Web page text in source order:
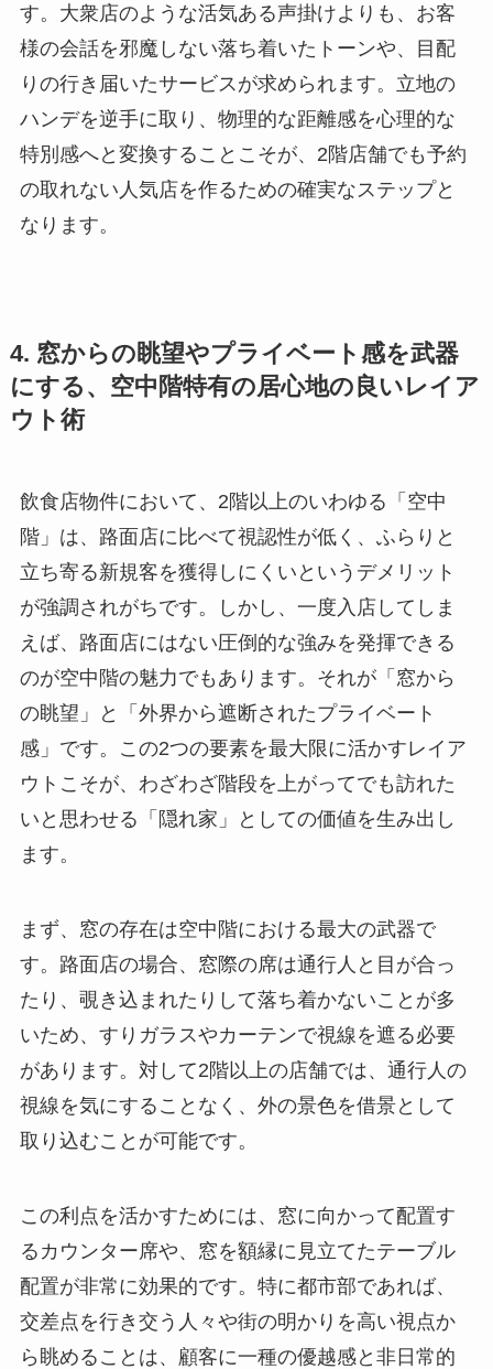
す。大衆店のような活気ある声掛けよりも、お客
様の会話を邪魔しない落ち着いたトーンや、目配
りの行き届いたサービスが求められます。立地の
ハンデを逆手に取り、物理的な距離感を心理的な
特別感へと変換することこそが、2階店舗でも予約
の取れない人気店を作るための確実なステップと
なります。
4. 窓からの眺望やプライベート感を武器
にする、空中階特有の居心地の良いレイア
ウト術
飲食店物件において、2階以上のいわゆる「空中
階」は、路面店に比べて視認性が低く、ふらりと
立ち寄る新規客を獲得しにくいというデメリット
が強調されがちです。しかし、一度入店してしま
えば、路面店にはない圧倒的な強みを発揮できる
のが空中階の魅力でもあります。それが「窓から
の眺望」と「外界から遮断されたプライベート
感」です。この2つの要素を最大限に活かすレイア
ウトこそが、わざわざ階段を上がってでも訪れた
いと思わせる「隠れ家」としての価値を生み出し
ます。
まず、窓の存在は空中階における最大の武器で
す。路面店の場合、窓際の席は通行人と目が合っ
たり、覗き込まれたりして落ち着かないことが多
いため、すりガラスやカーテンで視線を遮る必要
があります。対して2階以上の店舗では、通行人の
視線を気にすることなく、外の景色を借景として
取り込むことが可能です。
この利点を活かすためには、窓に向かって配置す
るカウンター席や、窓を額縁に見立てたテーブル
配置が非常に効果的です。特に都市部であれば、
交差点を行き交う人々や街の明かりを高い視点か
ら眺めることは、顧客に一種の優越感と非日常的